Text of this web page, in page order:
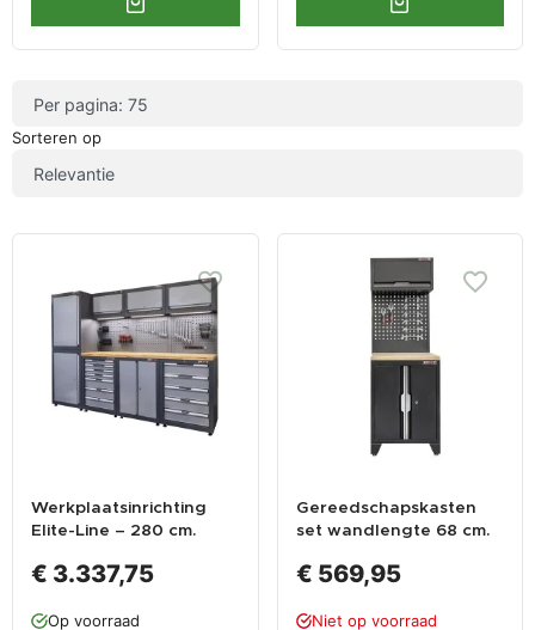
Sorteren op
Werkplaatsinrichting
Elite-Line – 280 cm.
werkplaats
€ 3.337,75
Op voorraad
Gereedschapskasten
set wandlengte 68 cm.
hangkast,
matzwart .
€ 569,95
Niet op voorraad